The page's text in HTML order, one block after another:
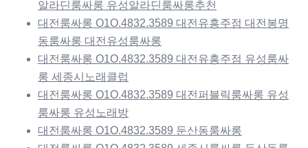
알라딘룸싸롱 유성알라딘룸싸롱추천
대전룸싸롱 O1O.4832.3589 대전유흥주점 대전봉명
동룸싸롱 대전유성룸싸롱
대전룸싸롱 O1O.4832.3589 대전유흥주점 유성룸싸
롱 세종시노래클럽
대전룸싸롱 O1O.4832.3589 대전퍼블릭룸싸롱 유성
룸싸롱 유성노래방
대전룸싸롱 O1O.4832.3589 둔산동룸싸롱